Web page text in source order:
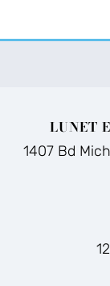
LUNET
1407 Bd